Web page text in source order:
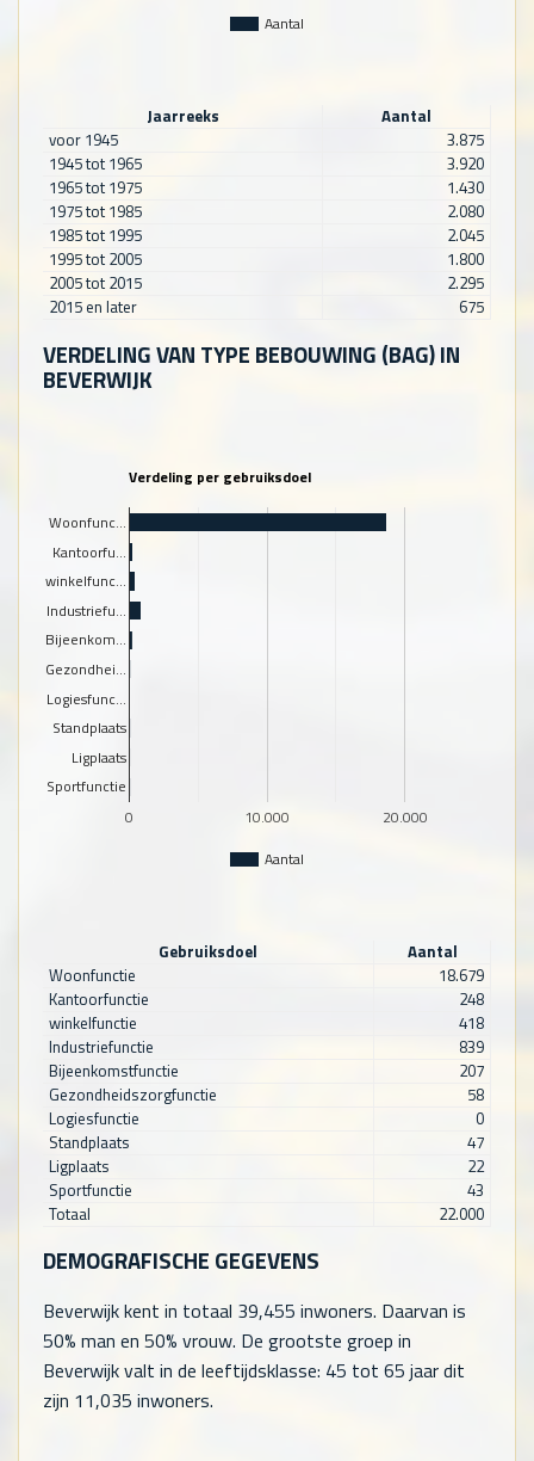
Aantal
Jaarreeks
Aantal
voor 1945
3.875
1945 tot 1965
3.920
1965 tot 1975
1.430
1975 tot 1985
2.080
1985 tot 1995
2.045
1995 tot 2005
1.800
2005 tot 2015
2.295
2015 en later
675
VERDELING VAN TYPE BEBOUWING (BAG) IN
BEVERWIJK
Verdeling per gebruiksdoel
Aantal
0 10.000 20.000
Woonfunc…
Kantoorfu…
winkelfunc…
Industriefu…
Bijeenkom…
Gezondhei…
Logiesfunc…
Standplaats
Ligplaats
Sportfunctie
Gebruiksdoel
Aantal
Woonfunctie
18.679
Kantoorfunctie
248
winkelfunctie
418
Industriefunctie
839
Bijeenkomstfunctie
207
Gezondheidszorgfunctie
58
Logiesfunctie
0
Standplaats
47
Ligplaats
22
Sportfunctie
43
Totaal
22.000
DEMOGRAFISCHE GEGEVENS
Beverwijk kent in totaal 39,455 inwoners. Daarvan is
50% man en 50% vrouw. De grootste groep in
Beverwijk valt in de leeftijdsklasse: 45 tot 65 jaar dit
zijn 11,035 inwoners.